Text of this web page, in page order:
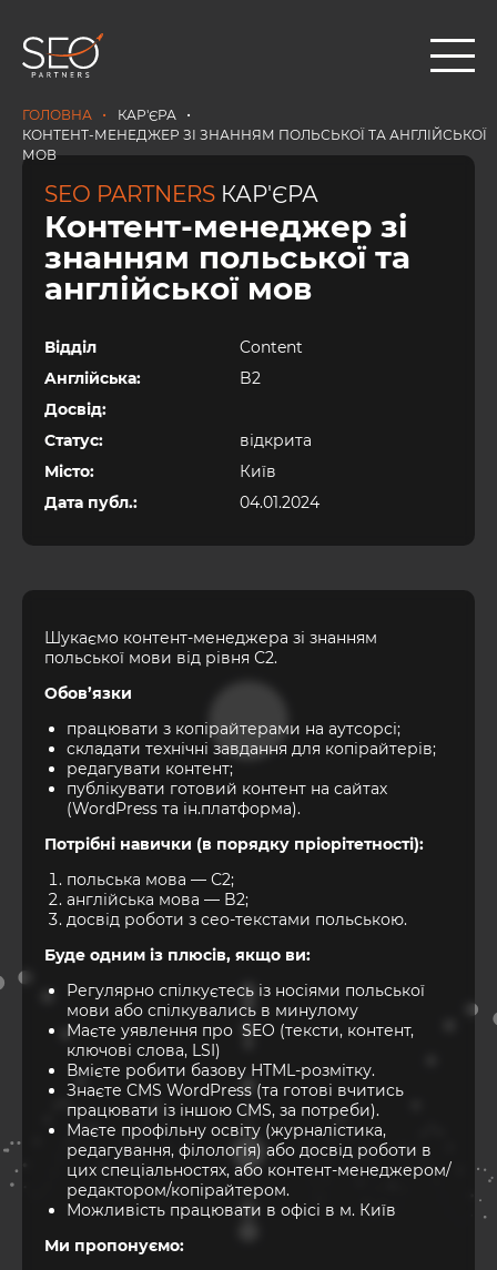
ГОЛОВНА • КАР'ЄРА •
КОНТЕНТ-МЕНЕДЖЕР ЗІ ЗНАННЯМ ПОЛЬСЬКОЇ ТА АНГЛІЙСЬКОЇ
МОВ
SEO PARTNERS КАР'ЄРА
Контент-менеджер зі
знанням польської та
англійської мов
Відділ
Content
Aнглійська:
B2
Досвід:
Статус:
відкрита
Місто:
Київ
Дата публ.:
04.01.2024
Шукаємо контент-менеджера зі знанням
польської мови від рівня С2.
Обов’язки
працювати з копірайтерами на аутсорсі;
складати технічні завдання для копірайтерів;
редагувати контент;
публікувати готовий контент на сайтах
(WordPress та ін.платформа).
Потрібні навички (в порядку пріорітетності):
польська мова — С2;
англійська мова — B2;
досвід роботи з cео-текстами польською.
Буде одним із плюсів, якщо ви:
Регулярно спілкуєтесь із носіями польської
мови або спілкувались в минулому
Маєте уявлення про SEO (тексти, контент,
ключові слова, LSI)
Вмієте робити базову HTML-розмітку.
Знаєте CMS WordPress (та готові вчитись
працювати із іншою CMS, за потреби).
Маєте профільну освіту (журналістика,
редагування, філологія) або досвід роботи в
цих спеціальностях, або контент-менеджером/
редактором/копірайтером.
Можливість працювати в офісі в м. Київ
Ми пропонуємо: